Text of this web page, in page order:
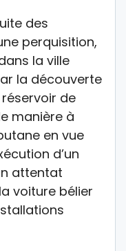
des
perquisition,
la ville
la découverte
de
manière à
en vue
d’un
attentat
voiture bélier